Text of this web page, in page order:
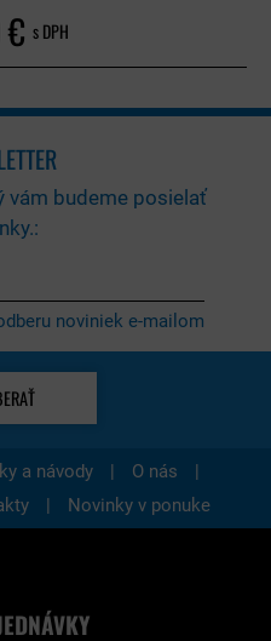
s DPH
vám budeme posielať
noviniek e-mailom
a návody | O nás
|
| Novinky v ponuke